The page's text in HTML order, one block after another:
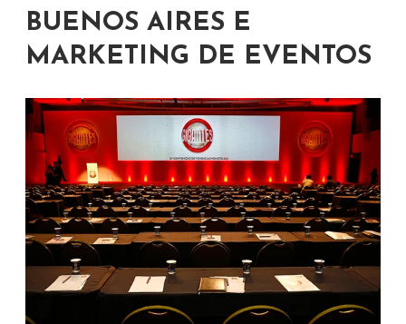
BUENOS AIRES E
MARKETING DE EVENTOS